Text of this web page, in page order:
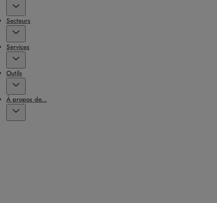
Secteurs
Services
Outils
À propos de...